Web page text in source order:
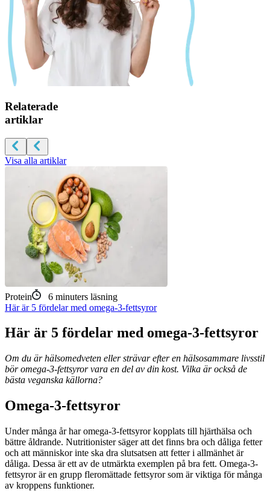
Relaterade
artiklar
Visa alla artiklar
Protein 6 minuters läsning
Här är 5 fördelar med omega-3-fettsyror
Här är 5 fördelar med omega-3-fettsyror
Om du är hälsomedveten eller strävar efter en hälsosammare livsstil
bör omega-3-fettsyror vara en del av din kost. Vilka är också de
bästa veganska källorna?
Omega-3-fettsyror
Under många år har omega-3-fettsyror kopplats till hjärthälsa och
bättre åldrande. Nutritionister säger att det finns bra och dåliga fetter
och att människor inte ska dra slutsatsen att fetter i allmänhet är
dåliga. Dessa är ett av de utmärkta exemplen på bra fett. Omega-3-
fettsyror är en grupp fleromättade fettsyror som är viktiga för många
av kroppens funktioner.